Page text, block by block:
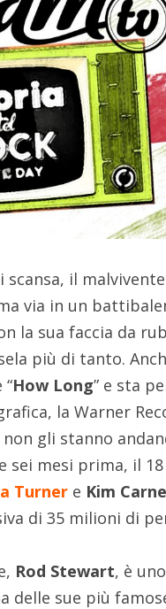
il
via in un
la sua faccia da
più di tanto.
How Long” e sta
la Warner
gli stanno
sei mesi prima, il
Turner e Kim
di 35 milioni di
Rod Stewart, è
delle sue più